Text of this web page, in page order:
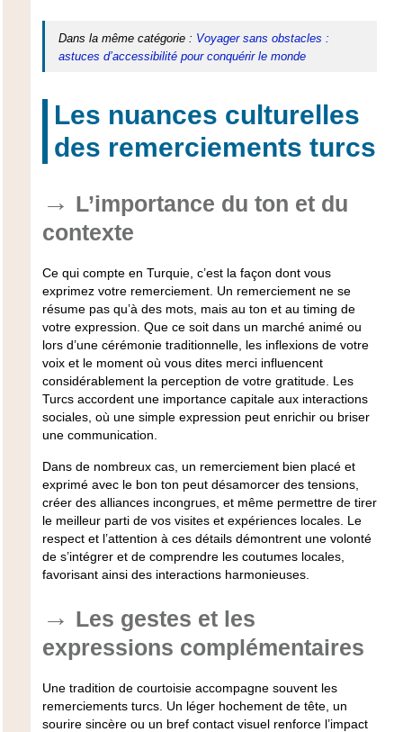
Dans la même catégorie : Voyager sans obstacles :
astuces d’accessibilité pour conquérir le monde
Les nuances culturelles
des remerciements turcs
L’importance du ton et du
contexte
Ce qui compte en Turquie, c’est la façon dont vous
exprimez votre remerciement. Un remerciement ne se
résume pas qu’à des mots, mais au ton et au timing de
votre expression. Que ce soit dans un marché animé ou
lors d’une cérémonie traditionnelle, les inflexions de votre
voix et le moment où vous dites merci influencent
considérablement la perception de votre gratitude. Les
Turcs accordent une importance capitale aux interactions
sociales, où une simple expression peut enrichir ou briser
une communication.
Dans de nombreux cas, un remerciement bien placé et
exprimé avec le bon ton peut désamorcer des tensions,
créer des alliances incongrues, et même permettre de tirer
le meilleur parti de vos visites et expériences locales. Le
respect et l’attention à ces détails démontrent une volonté
de s’intégrer et de comprendre les coutumes locales,
favorisant ainsi des interactions harmonieuses.
Les gestes et les
expressions complémentaires
Une tradition de courtoisie accompagne souvent les
remerciements turcs. Un léger hochement de tête, un
sourire sincère ou un bref contact visuel renforce l’impact